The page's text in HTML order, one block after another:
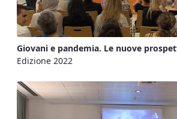
Giovani e pandemia. Le nuove
Edizione 2022